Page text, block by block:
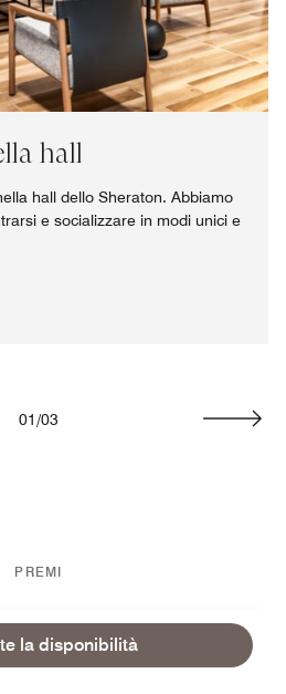
la disponibilità
hall
hall dello Sheraton. Abbiamo
e socializzare in modi unici e
01 /03
PREMI